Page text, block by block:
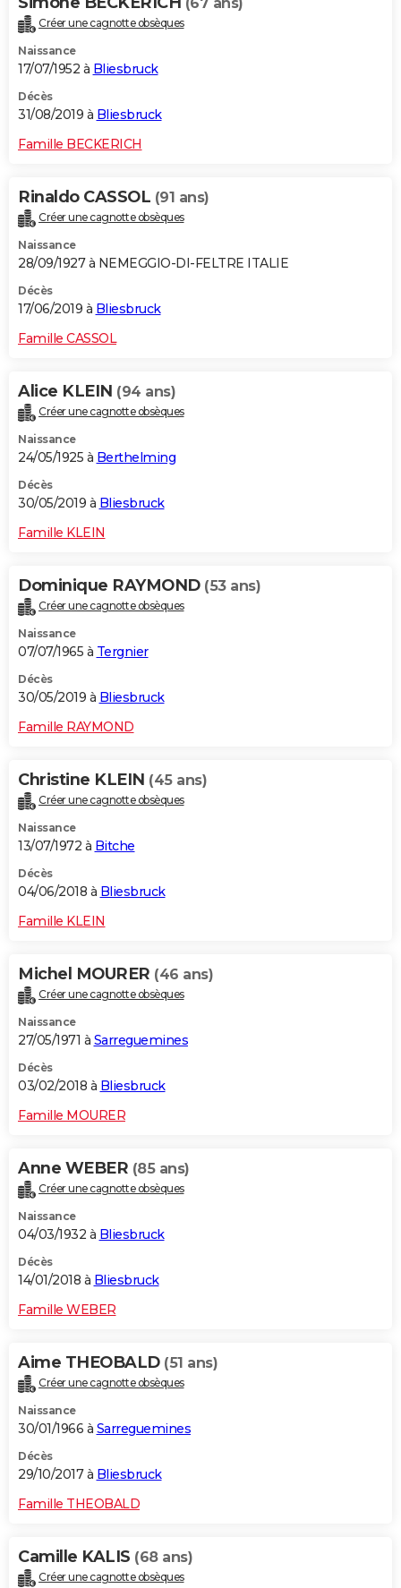
(67 ans)
Créer une cagnotte obsèques
Naissance
17/07/1952 à Bliesbruck
Décès
31/08/2019 à Bliesbruck
Famille BECKERICH
Rinaldo CASSOL (91 ans)
Créer une cagnotte obsèques
Naissance
28/09/1927 à NEMEGGIO-DI-FELTRE ITALIE
Décès
17/06/2019 à Bliesbruck
Famille CASSOL
Alice KLEIN (94 ans)
Créer une cagnotte obsèques
Naissance
24/05/1925 à Berthelming
Décès
30/05/2019 à Bliesbruck
Famille KLEIN
Dominique RAYMOND (53 ans)
Créer une cagnotte obsèques
Naissance
07/07/1965 à Tergnier
Décès
30/05/2019 à Bliesbruck
Famille RAYMOND
Christine KLEIN (45 ans)
Créer une cagnotte obsèques
Naissance
13/07/1972 à Bitche
Décès
04/06/2018 à Bliesbruck
Famille KLEIN
Michel MOURER (46 ans)
Créer une cagnotte obsèques
Naissance
27/05/1971 à Sarreguemines
Décès
03/02/2018 à Bliesbruck
Famille MOURER
Anne WEBER (85 ans)
Créer une cagnotte obsèques
Naissance
04/03/1932 à Bliesbruck
Décès
14/01/2018 à Bliesbruck
Famille WEBER
Aime THEOBALD (51 ans)
Créer une cagnotte obsèques
Naissance
30/01/1966 à Sarreguemines
Décès
29/10/2017 à Bliesbruck
Famille THEOBALD
Camille KALIS (68 ans)
Créer une cagnotte obsèques